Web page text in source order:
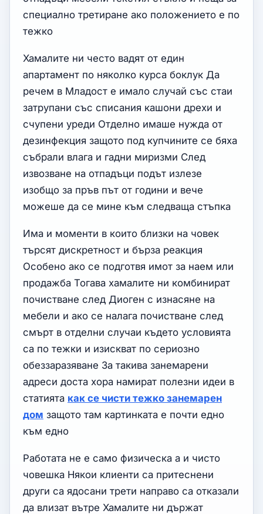
специално третиране ако положението е по
тежко
Хамалите ни често вадят от един
апартамент по няколко курса боклук Да
речем в Младост е имало случай със стаи
затрупани със списания кашони дрехи и
счупени уреди Отделно имаше нужда от
дезинфекция защото под купчините се бяха
събрали влага и гадни миризми След
извозване на отпадъци подът излезе
изобщо за пръв път от години и вече
можеше да се мине към следваща стъпка
Има и моменти в които близки на човек
търсят дискретност и бърза реакция
Особено ако се подготвя имот за наем или
продажба Тогава хамалите ни комбинират
почистване след Диоген с изнасяне на
мебели и ако се налага почистване след
смърт в отделни случаи където условията
са по тежки и изискват по сериозно
обеззаразяване За такива занемарени
адреси доста хора намират полезни идеи в
статията как се чисти тежко занемарен
дом защото там картинката е почти едно
към едно
Работата не е само физическа а и чисто
човешка Някои клиенти са притеснени
други са ядосани трети направо са отказали
да влизат вътре Хамалите ни държат